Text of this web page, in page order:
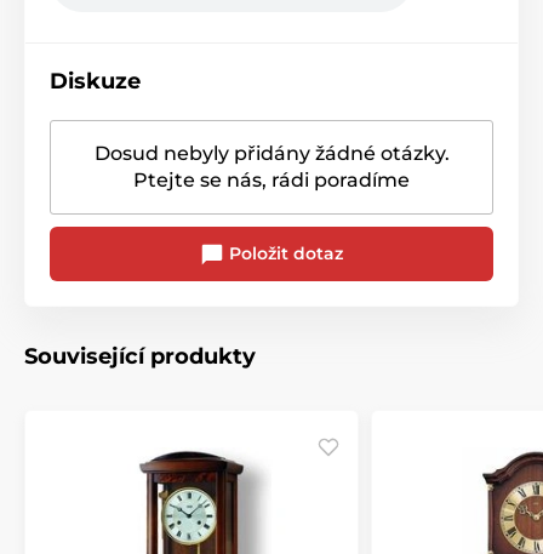
Diskuze
Dosud nebyly přidány žádné otázky.
Ptejte se nás, rádi poradíme
Položit dotaz
Související produkty